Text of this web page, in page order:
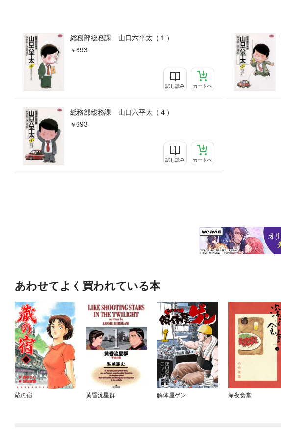
総務部総務課 山口六平太（１）
693
試し読み カートへ
総務部総務課 山口六平太（４）
693
試し読み カートへ
あわせてよく買われている本
蔵の宿 黄昏流星群 解体屋ゲン 深夜食堂